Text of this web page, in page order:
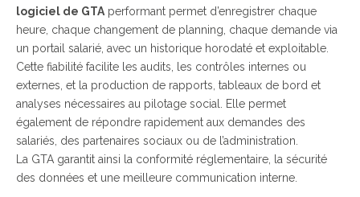
logiciel de GTA performant permet d’enregistrer chaque
heure, chaque changement de planning, chaque demande via
un portail salarié, avec un historique horodaté et exploitable.
Cette fiabilité facilite les audits, les contrôles internes ou
externes, et la production de rapports, tableaux de bord et
analyses nécessaires au pilotage social. Elle permet
également de répondre rapidement aux demandes des
salariés, des partenaires sociaux ou de l’administration.
La GTA garantit ainsi la conformité réglementaire, la sécurité
des données et une meilleure communication interne.